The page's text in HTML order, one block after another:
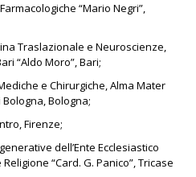
“Mario Negri”,
Traslazionale e Neuroscienze,
“Aldo Moro”, Bari;
e Chirurgiche, Alma Mater
Bologna;
Firenze;
dell’Ente Ecclesiastico
“Card. G. Panico”, Tricase